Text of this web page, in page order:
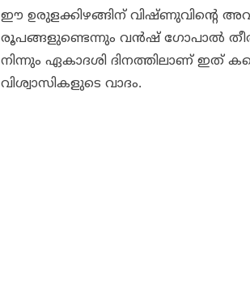
ഈ ഉരുളക്കിഴങ്ങിന് വിഷ്ണുവിന്റെ
രൂപങ്ങളുണ്ടെന്നും വന്‍ഷ് ഗോപാല്‍
നിന്നും ഏകാദശി ദിനത്തിലാണ് ഇത്
വിശ്വാസികളുടെ വാദം.